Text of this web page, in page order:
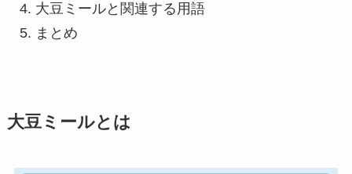
大豆ミールと関連する用語
まとめ
大豆ミールとは